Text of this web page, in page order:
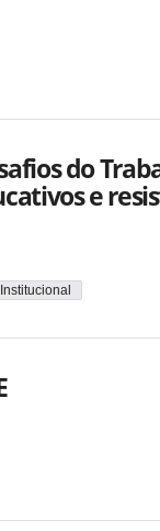
do
e